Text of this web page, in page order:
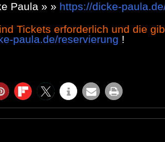
Paula » » https://dicke-
Tickets erforderlich und die
paula.de/reservierung !